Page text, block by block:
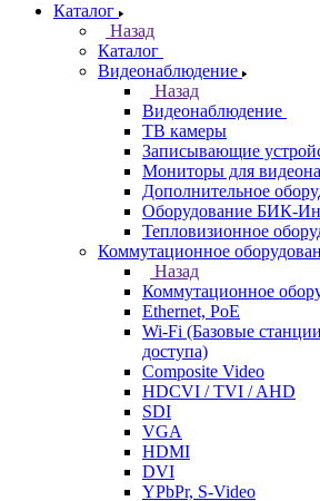
Каталог
Назад
Каталог
Видеонаблюдение
Назад
Видеонаблюдение
ТВ камеры
Записывающие
Мониторы для
Дополнительное
Оборудование БИК-
Тепловизионное
Коммутационное
Назад
Коммутационное
Ethernet, PoE
Wi-Fi (Базовые
доступа)
Composite Video
HDCVI / TVI / AHD
SDI
VGA
HDMI
DVI
YPbPr, S-Video